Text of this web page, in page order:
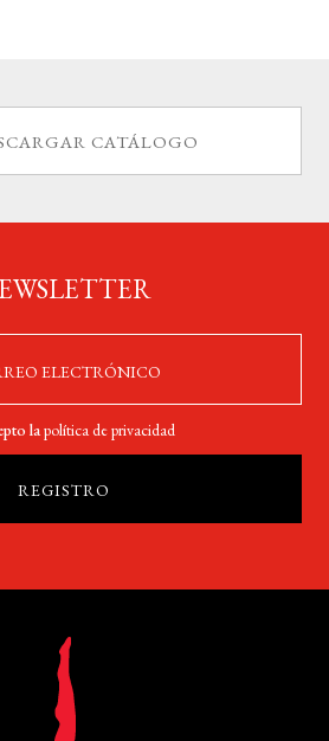
CATÁLOGO
lapolítica de privacidad